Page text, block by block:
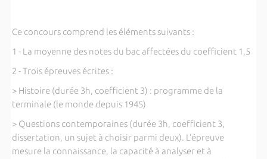
Ce concours comprend les éléments suivants :
1 - La moyenne des notes du bac affectées du coefficient 1,5
2 - Trois épreuves écrites :
> Histoire (durée 3h, coefficient 3) : programme de la
terminale (le monde depuis 1945)
> Questions contemporaines (durée 3h, coefficient 3,
dissertation, un sujet à choisir parmi deux). L’épreuve
mesure la connaissance, la capacité à analyser et à